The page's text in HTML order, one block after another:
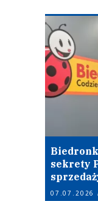
sekrety
07.07.2026